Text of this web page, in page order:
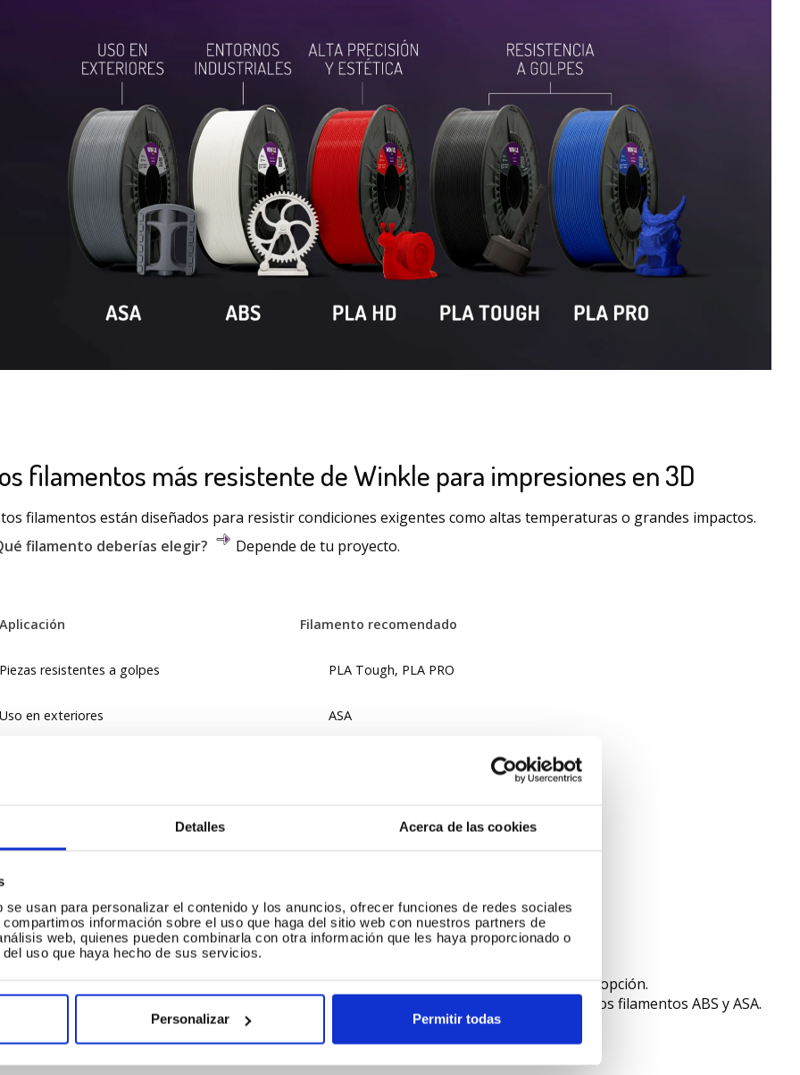
Detalles Acerca de las cookies
usan para personalizar el contenido y los anuncios, ofrecer funciones de redes sociales
información sobre el uso que haga del sitio web con nuestros partners de
web, quienes pueden combinarla con otra información que les haya proporcionado o
uso que haya hecho de sus servicios.
Personalizar Permitir todas
filamentos más resistente de Winkle para impresiones en 3D
filamentos están diseñados para resistir condiciones exigentes como altas temperaturas o grandes impactos.
filamento deberías elegir?
Depende de tu proyecto.
Aplicación Filamento recomendado
Piezas resistentes a golpes PLA Tough, PLA PRO
Uso en exteriores ASA
Alta precisión y estética PLA HD
es el filamento más resistente para impresiones 3D?
respuesta a esta pregunta varía en función del tipo de resistencia que se busque.
claro que pararesistencia mecánica e impactos elPLA Toughes sin duda la mejor opción.
embargo, para resistencia de altas temperaturas o productos químicos son preferibles los filamentos ABS y ASA.
Si se requiere resistencia a la intemperie, sin duda el recomendable es el ASA.